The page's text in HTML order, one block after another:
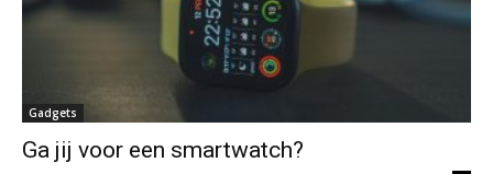
Gadgets
Ga jij voor een smartwatch?